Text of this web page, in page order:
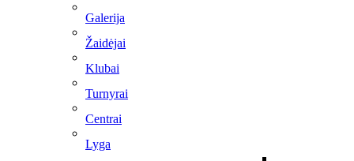
Galerija
Žaidėjai
Klubai
Turnyrai
Centrai
Lyga